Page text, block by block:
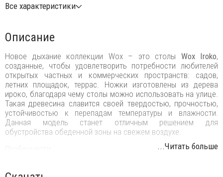
Все характеристики
Описание
Новое дыхание коллекции Wox – это столы Wox Iroko,
созданные, чтобы удовлетворить потребности любителей
открытых частных и коммерческих пространств: садов,
летних площадок, террас. Ножки изготовлены из дерева
ироко, благодаря чему столы можно использовать на улице.
Такая древесина славится своей твердостью, прочностью,
устойчивостью к перепадам температуры и влажности.
Данная модель станет отличным решением для
обустройства обеденной зоны на свежем воздухе.
особенности дерева ироко цвет ножек каждой модели
...Читать больше